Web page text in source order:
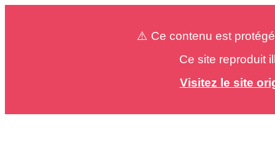
⚠️ Ce contenu est
Ce site reproduit
Visitez le site